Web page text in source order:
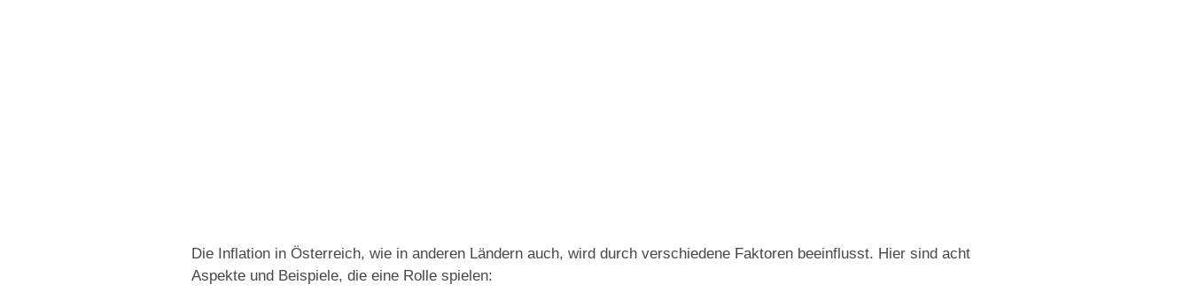
Die Inflation in Österreich, wie in anderen Ländern auch, wird durch verschiedene Faktoren beeinflusst. Hier sind acht
Aspekte und Beispiele, die eine Rolle spielen: